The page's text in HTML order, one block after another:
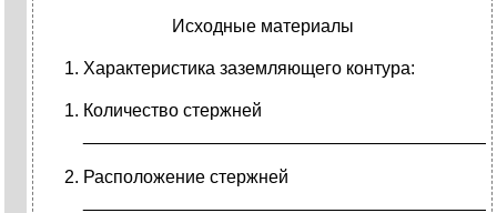
Исходные материалы
Характеристика заземляющего контура:
Количество стержней
Расположение стержней